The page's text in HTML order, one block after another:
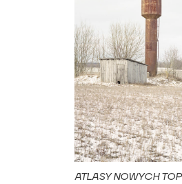
ATLASY NOWYCH